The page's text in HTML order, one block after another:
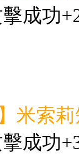
成功
米索
成功